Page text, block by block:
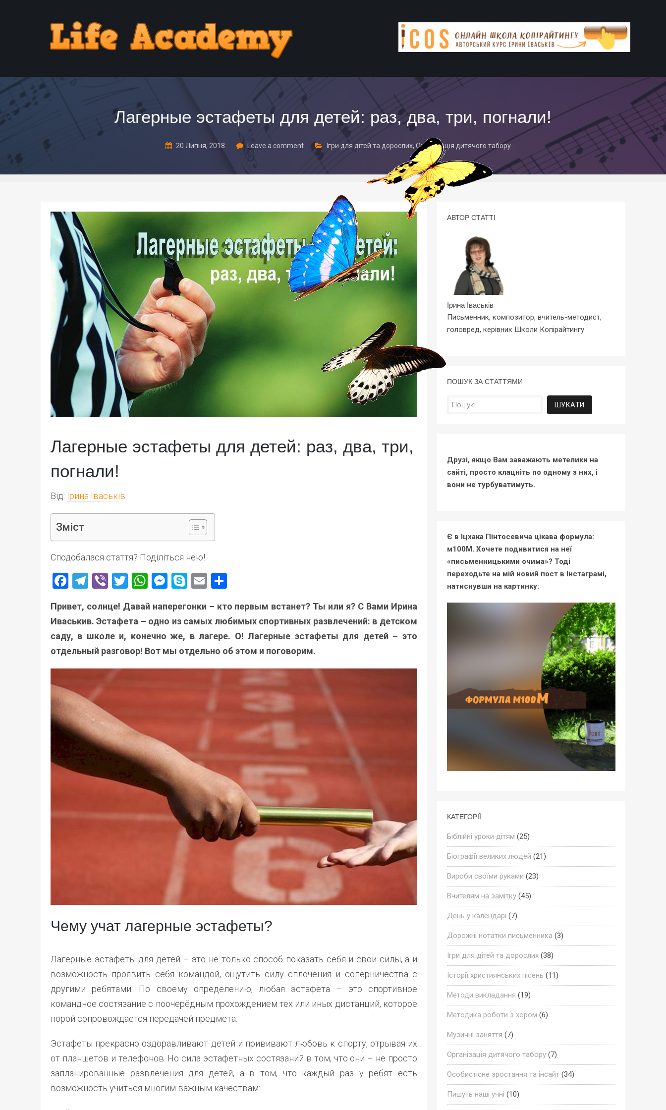
Лагерные эстафеты для детей: раз, два, три, погнали!
20 Липня, 2018 Leave a comment Ігри для дітей та дорослих, Організація дитячого табору
Лагерные эстафеты для детей: раз, два, три,
погнали!
Від: Ірина Іваськів
Зміст
Сподобалася стаття? Поділіться нею!
Facebook
Telegram
ViberTwitter
WhatsApp
Messenger
Skype
Email
Привет, солнце! Давай наперегонки – кто первым встанет? Ты или я? С Вами Ирина
Иваськив. Эстафета – одно из самых любимых спортивных развлечений: в детском
саду, в школе и, конечно же, в лагере. О! Лагерные эстафеты для детей – это
отдельный разговор! Вот мы отдельно об этом и поговорим.
Чему учат лагерные эстафеты?
Лагерные эстафеты для детей – это не только способ показать себя и свои силы, а и
возможность проявить себя командой, ощутить силу сплочения и соперничества с
другими ребятами. По своему определению, любая эстафета – это спортивное
командное состязание с поочерёдным прохождением тех или иных дистанций, которое
порой сопровождается передачей предмета.
Эстафеты прекрасно оздоравливают детей и прививают любовь к спорту, отрывая их
от планшетов и телефонов. Но сила эстафетных состязаний в том, что они – не просто
запланированные развлечения для детей, а в том, что каждый раз у ребят есть
возможность учиться многим важным качествам:
АВТОР СТАТТІ
Ірина Іваськів
Письменник, композитор, вчитель-методист,
головред, керівник Школи Копірайтингу
ПОШУК ЗА СТАТТЯМИ
Пошук:
Друзі, якщо Вам заважають метелики на
сайті, просто клацніть по одному з них, і
вони не турбуватимуть.
Є в Іцхака Пінтосевича цікава формула:
м100М. Хочете подивитися на неї
«письменницькими очима»? Тоді
переходьте на мій новий пост в Інстаграмі,
натиснувши на картинку:
КАТЕГОРІЇ
Біблійні уроки дітям (25)
Біографії великих людей (21)
Вироби своїми руками (23)
Вчителям на замітку(45)
День у календарі (7)
Дорожні нотатки письменника (3)
Ігри для дітей та дорослих(38)
Історії християнських пісень (11)
Методи викладання (19)
Методика роботи з хором (6)
Музичні заняття (7)
Організація дитячого табору(7)
Особистісне зростання та інсайт(34)
Пишуть наші учні (10)